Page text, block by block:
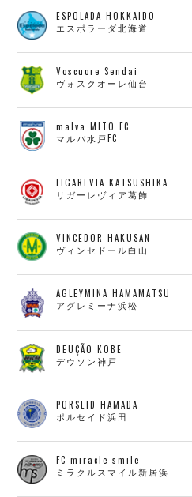
ESPOLADA HOKKAIDO
エスポラーダ北海道
Voscuore Sendai
ヴォスクオーレ仙台
malva MITO FC
マルバ水戸FC
LIGAREVIA KATSUSHIKA
リガーレヴィア葛飾
VINCEDOR HAKUSAN
ヴィンセドール白山
AGLEYMINA HAMAMATSU
アグレミーナ浜松
DEUÇÃO KOBE
デウソン神戸
PORSEID HAMADA
ポルセイド浜田
FC miracle smile
ミラクルスマイル新居浜